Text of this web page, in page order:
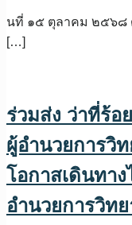
นที่ ๑๕ ตุลาคม ๒๕๖๘
[…]
ร่วมส่ง ว่าที่ร้อ
ผู้อำนวยการวิ
โอกาสเดินทา
อำนวยการวิท